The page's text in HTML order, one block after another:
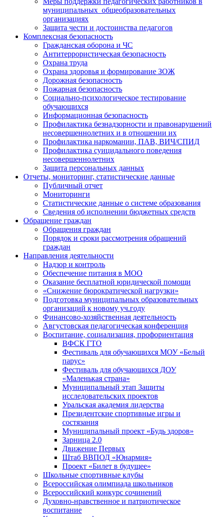
муниципальных общеобразовательных
организациях
Защита чести и достоинства педагогов
Комплексная безопасность
Гражданская оборона и ЧС
Антитеррористическая безопасность
Охрана труда
Охрана здоровья и формирование ЗОЖ
Дорожная безопасность
Пожарная безопасность
Социально-психологическое тестирование
обучающихся
Информационная безопасность
Профилактика безнадзорности и правонарушений
несовершеннолетних и в отношении их
Профилактика наркомании, ПАВ, ВИЧ/СПИД
Профилактика суицидального поведения
несовершеннолетних
Защита персональных данных
Отчеты, мониторинг, статистические данные
Публичный отчет
Мониторинги
Статистические данные о системе образования
Сведения об исполнении бюджетных средств
Обращение граждан
Обращения граждан
Порядок и сроки рассмотрения обращений
граждан
Направления деятельности
Надзор и контроль
Обеспечение питания в МОО
Оказание бесплатной юридической помощи
«Снижение бюрократической нагрузки»
Подготовка муниципальных образовательных
организаций к новому уч.году
Финансово-хозяйственная деятельность
Августовская педагогическая конференция
Воспитание, социализация, профориентация
ВФСК ГТО
Фестиваль для обучающихся МОУ «Белый
парус»
Фестиваль для обучающихся ДОУ
«Маленькая страна»
Муниципальный этап Защиты
исследовательских проектов
Уральская академия лидерства
Президентские спортивные игры и
состязания
Муниципальный проект «Будь здоров»
Зарница 2.0
Движение Первых
Штаб ВВПОД «Юнармия»
Проект «Билет в будущее»
Школьные спортивные клубы
Всероссийская олимпиада школьников
Всероссийский конкурс сочинений
Духовно-нравственное и патриотическое
воспитание